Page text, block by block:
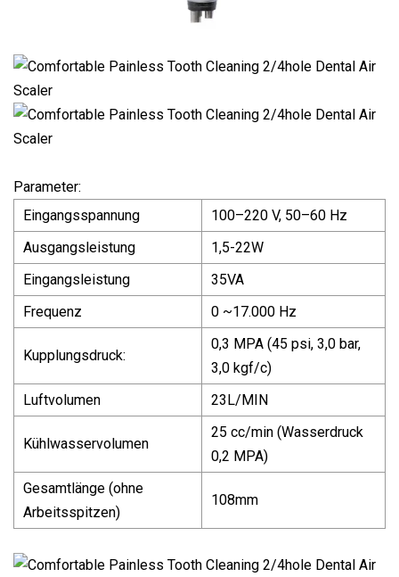
Parameter:
Eingangsspannung
100–220 V, 50–60 Hz
Ausgangsleistung
1,5-22W
Eingangsleistung
35VA
Frequenz
0 ~17.000 Hz
Kupplungsdruck:
0,3 MPA (45 psi, 3,0 bar,
3,0 kgf/c)
Luftvolumen
23L/MIN
Kühlwasservolumen
25 cc/min (Wasserdruck
0,2 MPA)
Gesamtlänge (ohne
Arbeitsspitzen)
108mm